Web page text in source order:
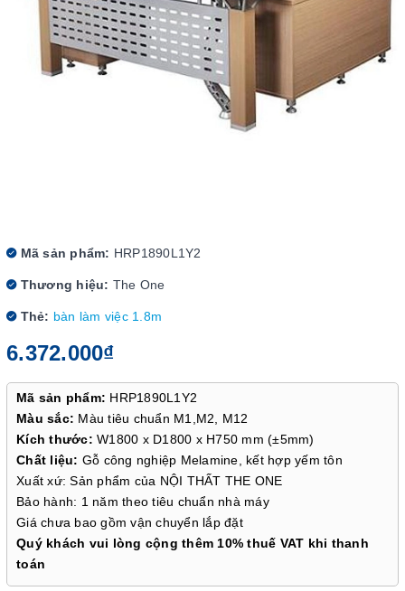
Mã sản phẩm: HRP1890L1Y2
Thương hiệu: The One
Thẻ: bàn làm việc 1.8m
6.372.000₫
Mã sản phẩm: HRP1890L1Y2
Màu sắc: Màu tiêu chuẩn M1,M2, M12
Kích thước: W1800 x D1800 x H750 mm (±5mm)
Chất liệu: Gỗ công nghiệp Melamine, kết hợp yếm tôn
Xuất xứ: Sản phẩm của NỘI THẤT THE ONE
Bảo hành: 1 năm theo tiêu chuẩn nhà máy
Giá chưa bao gồm vận chuyển lắp đặt
Quý khách vui lòng cộng thêm 10% thuế VAT khi thanh
toán